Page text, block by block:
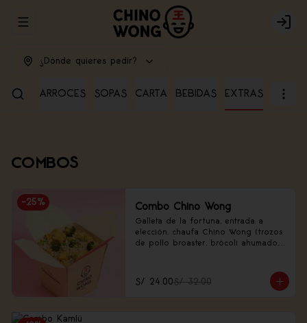
Abrir menu de navegación Login
¿Dónde quieres pedir?
ARROCES SOPAS CARTA BEBIDAS EXTRAS
COMBOS
-25% Combo Chino Wong
Galleta de la fortuna, entrada a
elección, chaufa Chino Wong (trozos
de pollo broaster, brócoli ahumado,
S/ 24.00S/ 32.00